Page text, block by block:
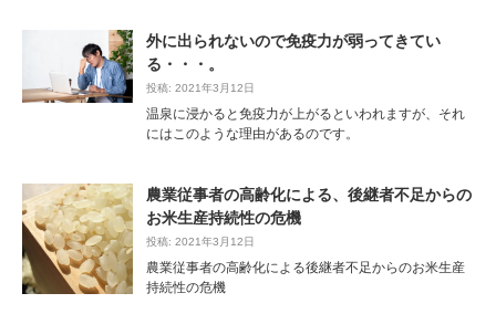
外に出られないので免疫力が弱ってきてい
る・・・。
投稿: 2021年3月12日
温泉に浸かると免疫力が上がるといわれますが、それ
にはこのような理由があるのです。
農業従事者の高齢化による、後継者不足からの
お米生産持続性の危機
投稿: 2021年3月12日
農業従事者の高齢化による後継者不足からのお米生産
持続性の危機